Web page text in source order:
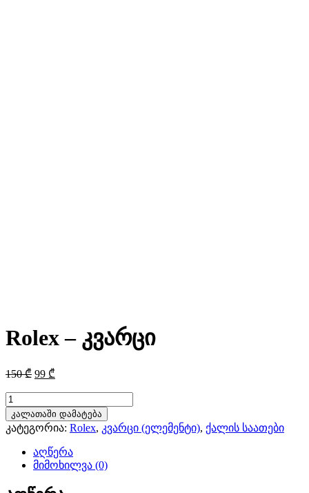
Rolex – კვარცი
150₾ Original
was:
150 ₾.
99 ₾
is:
99 ₾.
რაოდენობა:
Rolex
-
კვარცი
კალათაში დამატება
კატეგორია: Rolex, კვარცი (ელემენტი), ქალის საათები
აღწერა
მიმოხილვა (0)